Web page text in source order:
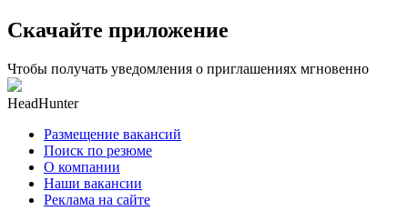
Скачайте приложение
Чтобы получать уведомления о приглашениях мгновенно
HeadHunter
Размещение вакансий
Поиск по резюме
О компании
Наши вакансии
Реклама на сайте